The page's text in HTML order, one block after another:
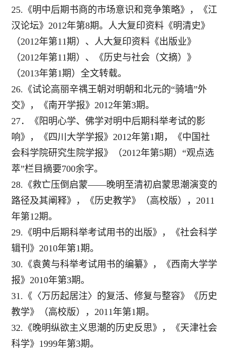
25.《明中后期书商的市场意识和竞争策略》，《江
汉论坛》2012年第8期。人大复印资料《明清史》
（2012年第11期）、人大复印资料《出版业》
（2012年第11期）、《历史与社会（文摘）》
（2013年第1期）全文转载。
26.《试论高丽辛禑王朝对明朝和北元的“骑墙”外
交》，《南开学报》2012年第3期。
27．《阳明心学、佛学对明中后期科举考试的影
响》，《四川大学学报》2012年第1期，《中国社
会科学院研究生院学报》（2012年第5期）“观点选
萃”栏目摘要700余字。
28.《救亡压倒启蒙——晚明至清初启蒙思潮演变的
路径及其阐释》，《历史教学》（高校版），2011
年第12期。
29.《明中后期科举考试用书的出版》，《社会科学
辑刊》2010年第1期。
30.《袁黄与科举考试用书的编纂》，《西南大学学
报》2010年第3期。
31.《〈万历起居注〉的复活、修复与整容》《历史
教学》（高校版），2011年第1期。
32.《晚明纵欲主义思潮的历史反思》，《天津社会
科学》1999年第3期。